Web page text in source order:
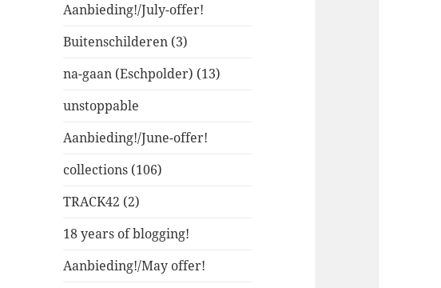
Aanbieding!/July-offer!
Buitenschilderen (3)
na-gaan (Eschpolder) (13)
unstoppable
Aanbieding!/June-offer!
collections (106)
TRACK42 (2)
18 years of blogging!
Aanbieding!/May offer!